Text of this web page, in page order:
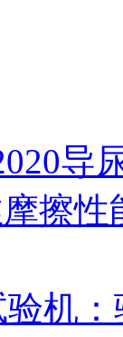
导
擦
机